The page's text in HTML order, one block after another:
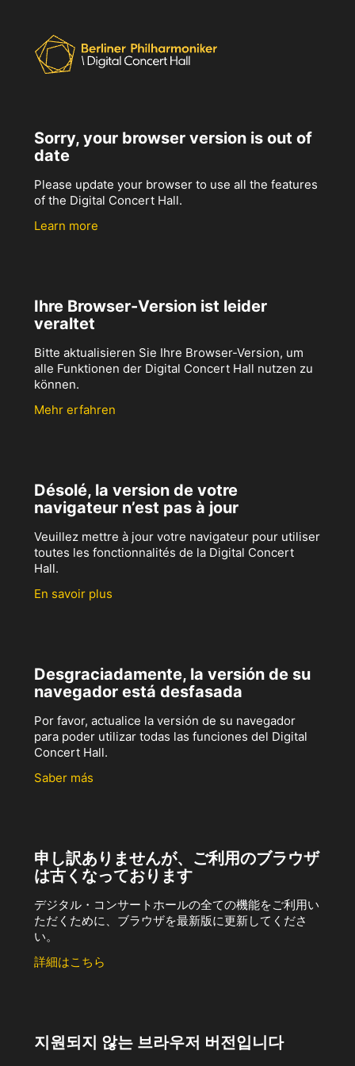
Sorry, your browser version is out of
date
Please update your browser to use all the features
of the Digital Concert Hall.
Learn more
Ihre Browser-Version ist leider
veraltet
Bitte aktualisieren Sie Ihre Browser-Version, um
alle Funktionen der Digital Concert Hall nutzen zu
können.
Mehr erfahren
Désolé, la version de votre
navigateur n’est pas à jour
Veuillez mettre à jour votre navigateur pour utiliser
toutes les fonctionnalités de la Digital Concert
Hall.
En savoir plus
Desgraciadamente, la versión de su
navegador está desfasada
Por favor, actualice la versión de su navegador
para poder utilizar todas las funciones del Digital
Concert Hall.
Saber más
申し訳ありませんが、ご利用のブラウザ
は古くなっております
デジタル・コンサートホールの全ての機能をご利用い
ただくために、ブラウザを最新版に更新してくださ
い。
詳細はこちら
지원되지 않는 브라우저 버전입니다